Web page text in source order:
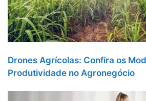
Drones Agrícolas: Confira os
Produtividade no Agronegócio